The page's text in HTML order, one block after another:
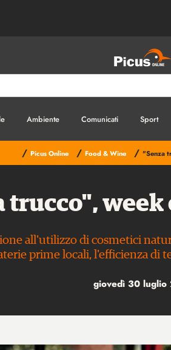
Ambiente Comunicati Sport
/ Picus Online / Food & Wine / "Senza
trucco",
all'utilizzo di cosmetici
prime locali, l'efficienza di
giovedì 30 luglio